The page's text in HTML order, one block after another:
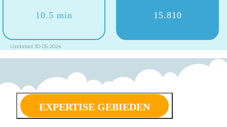
10.5 min 15.810
Updated 30-05-2024
EXPERTISE GEBIEDEN